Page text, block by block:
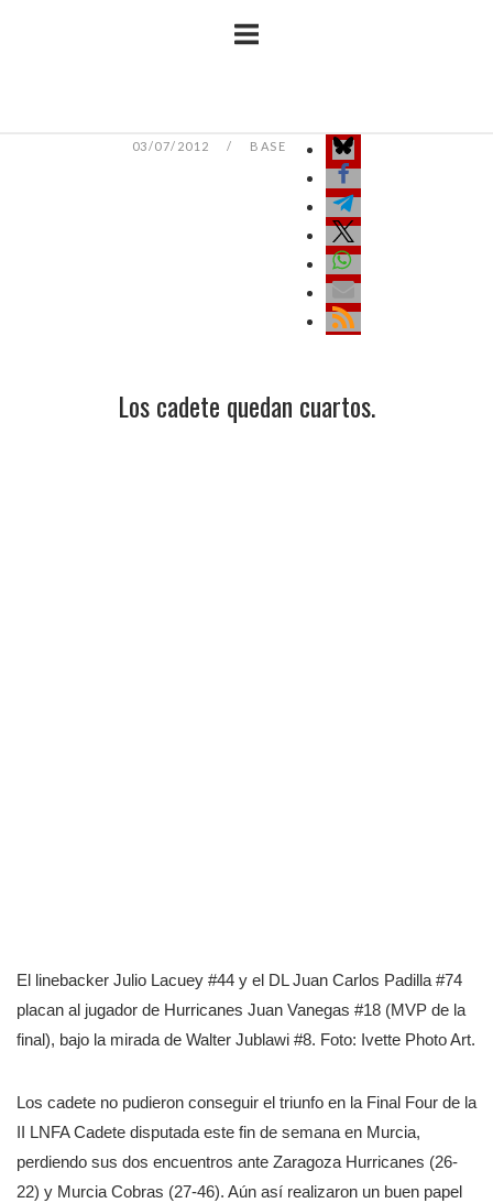
03/07/2012 BASE
Los cadete quedan cuartos.
El linebacker Julio Lacuey #44 y el DL Juan Carlos Padilla #74
placan al jugador de Hurricanes Juan Vanegas #18 (MVP de la
final), bajo la mirada de Walter Jublawi #8. Foto: Ivette Photo Art.
Los cadete no pudieron conseguir el triunfo en la Final Four de la
II LNFA Cadete disputada este fin de semana en Murcia,
perdiendo sus dos encuentros ante Zaragoza Hurricanes (26-
22) y Murcia Cobras (27-46). Aún así realizaron un buen papel